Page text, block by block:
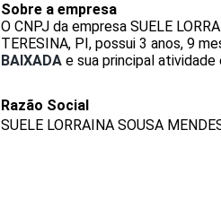
Sobre a empresa
O CNPJ da empresa SUELE
TERESINA, PI, possui 3 anos, 9
BAIXADA e sua principal
Razão Social
SUELE LORRAINA SOUSA